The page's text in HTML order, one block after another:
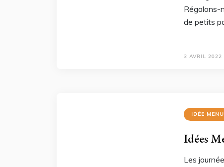
Régalons-
de petits
3 AVRIL 2022
IDÉE
Idées
Les